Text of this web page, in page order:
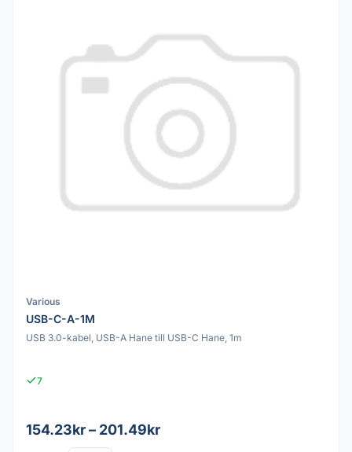
Various
USB-C-A-1M
USB 3.0-kabel, USB-A Hane till USB-C Hane, 1m
7
154.23kr – 201.49kr